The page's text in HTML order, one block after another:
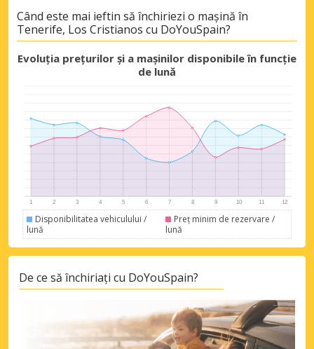
Economii de top
Accesați ofertele exclusive ale
furnizorilor noștri
Când este mai ieftin să închiriezi o mașină în
Tenerife, Los Cristianos cu DoYouSpain?
Evoluția prețurilor și a mașinilor disponibile în funcție
de lună
Disponibilitatea vehiculului /
lună
Preț minim de rezervare /
lună
De ce să închiriați cu DoYouSpain?